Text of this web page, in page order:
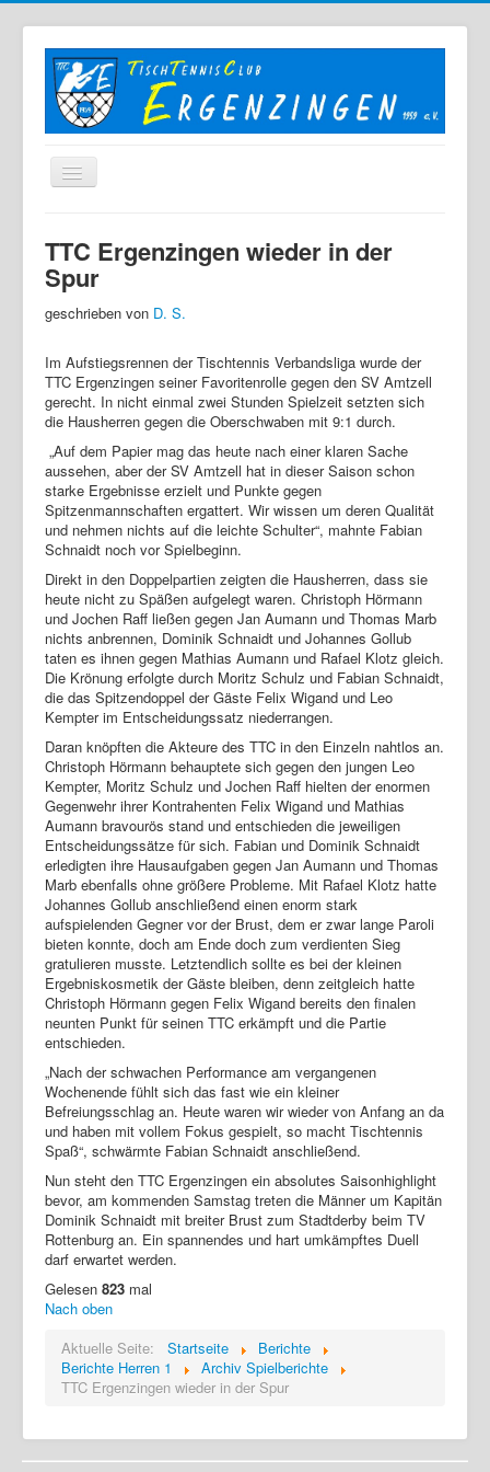
Der TTC
Bilder
Links
Sonstiges
Archiv
Login
TTC Ergenzingen wieder in der
Spur
geschrieben von D. S.
Im Aufstiegsrennen der Tischtennis Verbandsliga wurde der
TTC Ergenzingen seiner Favoritenrolle gegen den SV Amtzell
gerecht. In nicht einmal zwei Stunden Spielzeit setzten sich
die Hausherren gegen die Oberschwaben mit 9:1 durch.
„Auf dem Papier mag das heute nach einer klaren Sache
aussehen, aber der SV Amtzell hat in dieser Saison schon
starke Ergebnisse erzielt und Punkte gegen
Spitzenmannschaften ergattert. Wir wissen um deren Qualität
und nehmen nichts auf die leichte Schulter“, mahnte Fabian
Schnaidt noch vor Spielbeginn.
Direkt in den Doppelpartien zeigten die Hausherren, dass sie
heute nicht zu Späßen aufgelegt waren. Christoph Hörmann
und Jochen Raff ließen gegen Jan Aumann und Thomas Marb
nichts anbrennen, Dominik Schnaidt und Johannes Gollub
taten es ihnen gegen Mathias Aumann und Rafael Klotz gleich.
Die Krönung erfolgte durch Moritz Schulz und Fabian Schnaidt,
die das Spitzendoppel der Gäste Felix Wigand und Leo
Kempter im Entscheidungssatz niederrangen.
Daran knöpften die Akteure des TTC in den Einzeln nahtlos an.
Christoph Hörmann behauptete sich gegen den jungen Leo
Kempter, Moritz Schulz und Jochen Raff hielten der enormen
Gegenwehr ihrer Kontrahenten Felix Wigand und Mathias
Aumann bravourös stand und entschieden die jeweiligen
Entscheidungssätze für sich. Fabian und Dominik Schnaidt
erledigten ihre Hausaufgaben gegen Jan Aumann und Thomas
Marb ebenfalls ohne größere Probleme. Mit Rafael Klotz hatte
Johannes Gollub anschließend einen enorm stark
aufspielenden Gegner vor der Brust, dem er zwar lange Paroli
bieten konnte, doch am Ende doch zum verdienten Sieg
gratulieren musste. Letztendlich sollte es bei der kleinen
Ergebniskosmetik der Gäste bleiben, denn zeitgleich hatte
Christoph Hörmann gegen Felix Wigand bereits den finalen
neunten Punkt für seinen TTC erkämpft und die Partie
entschieden.
„Nach der schwachen Performance am vergangenen
Wochenende fühlt sich das fast wie ein kleiner
Befreiungsschlag an. Heute waren wir wieder von Anfang an da
und haben mit vollem Fokus gespielt, so macht Tischtennis
Spaß“, schwärmte Fabian Schnaidt anschließend.
Nun steht den TTC Ergenzingen ein absolutes Saisonhighlight
bevor, am kommenden Samstag treten die Männer um Kapitän
Dominik Schnaidt mit breiter Brust zum Stadtderby beim TV
Rottenburg an. Ein spannendes und hart umkämpftes Duell
darf erwartet werden.
Gelesen 823 mal
Nach oben
Aktuelle Seite:
Startseite
Berichte
Berichte Herren 1
Archiv Spielberichte
TTC Ergenzingen wieder in der Spur